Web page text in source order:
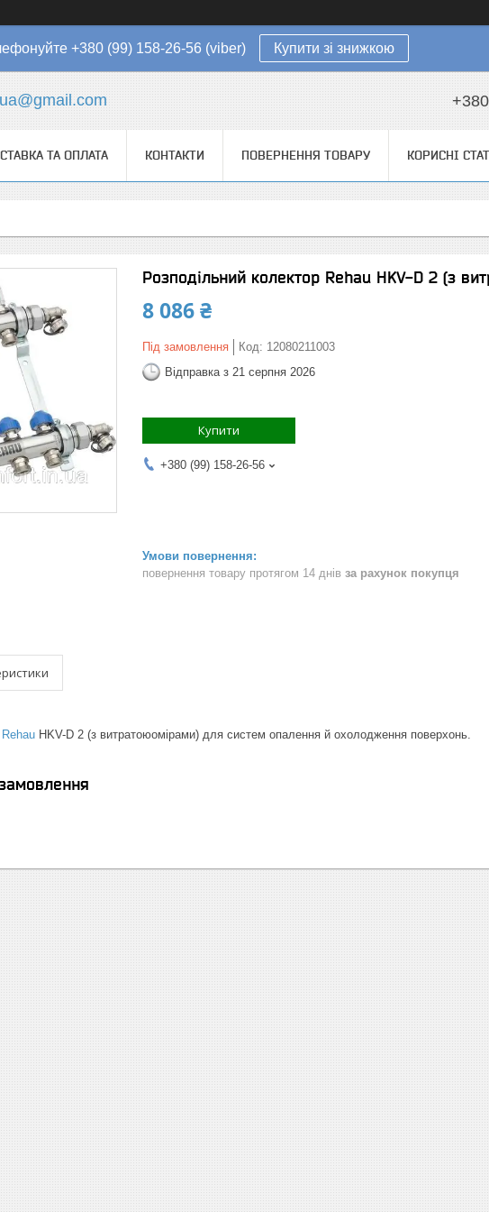
+380 (99) 158-26-56 (viber) Купити зі знижкою
ТА ОПЛАТА КОНТАКТИ ПОВЕРНЕННЯ ТОВАРУ КОРИСНІ
Розподільний колектор Rehau HKV-D 2 (з
8 086 ₴
Під замовлення Код: 12080211003
Відправка з 21 серпня 2026
Купити
+380 (99) 158-26-56
повернення товару протягом 14 днів за рахунок покупця
HKV-D 2 (з витратоюомірами) для систем опалення й охолодження поверхонь.